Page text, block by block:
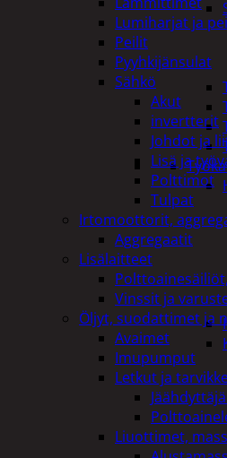
Lumiharjat ja
Peilit
Pyyhkijänsulat
Sähkö
Akut
invertterit
Johdot ja
Lisä ja
Polttimot
Tulpat
Irtomoottorit,
Aggregaatit
Lisälaitteet
Vinssit ja
Öljyt, suodattimet ja
Avaimet
Imupumput
Letkut ja
Liuottimet,